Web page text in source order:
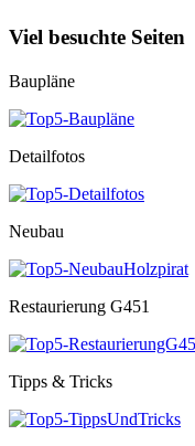
Viel besuchte Seiten
Baupläne
Detailfotos
Neubau
Restaurierung G451
Tipps & Tricks